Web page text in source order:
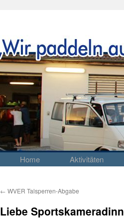
SpringeHome Aktivitäten
← WVER Talsperren-Abgabe
Liebe